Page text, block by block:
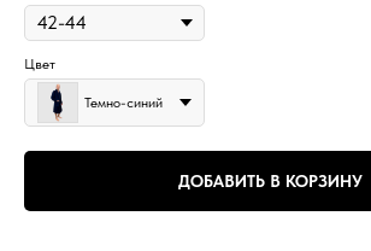
Цвет
Темно-синий
ДОБАВИТЬ В КОРЗИНУ